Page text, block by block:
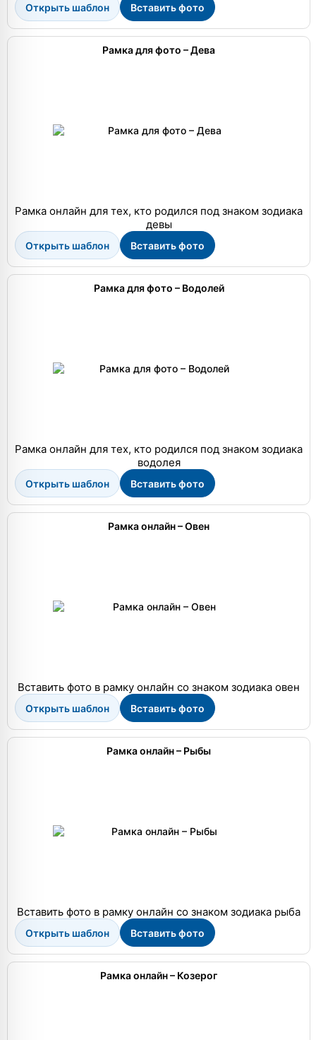
Открыть шаблон Вставить фото
Рамка для фото – Дева
Рамка онлайн для тех, кто родился под знаком зодиака
девы
Открыть шаблон Вставить фото
Рамка для фото – Водолей
Рамка онлайн для тех, кто родился под знаком зодиака
водолея
Открыть шаблон Вставить фото
Рамка онлайн – Овен
Вставить фото в рамку онлайн со знаком зодиака овен
Открыть шаблон Вставить фото
Рамка онлайн – Рыбы
Вставить фото в рамку онлайн со знаком зодиака рыба
Открыть шаблон Вставить фото
Рамка онлайн – Козерог